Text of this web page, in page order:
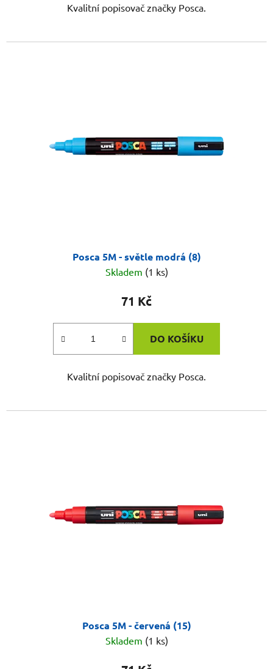
Kvalitní popisovač značky Posca.
Posca 5M - světle modrá (8)
Skladem (1 ks)
71 Kč
DO KOŠÍKU
Kvalitní popisovač značky Posca.
Posca 5M - červená (15)
Skladem (1 ks)